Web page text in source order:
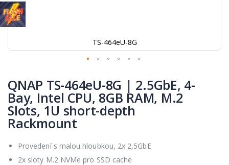
TS-464eU-8G
na
začátek
galerie
s
obrázky
QNAP TS-464eU-8G | 2.5GbE, 4-
Bay, Intel CPU, 8GB RAM, M.2
Slots, 1U short-depth
Rackmount
Provedení s malou hloubkou, 2x 2,5GbE
2x sloty M.2 NVMe pro SSD cache